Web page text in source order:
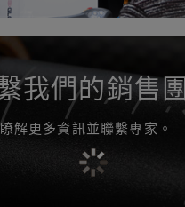
我們的銷售
解更多資訊並聯繫專家。